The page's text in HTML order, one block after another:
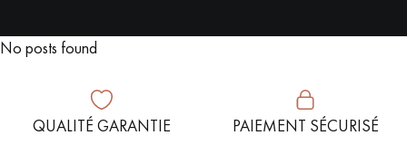
PARQUET EN BOIS EXOTIQUE PARQUET VERNIS
PARQUET VIEILLI PARQUET EN CHÊNE FUMÉ
No posts found
QUALITÉ GARANTIE PAIEMENT SÉCURISÉ